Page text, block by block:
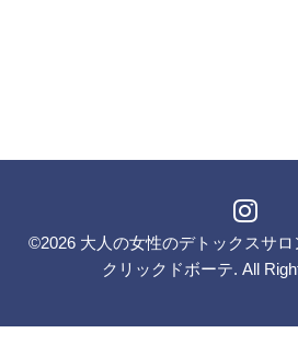
©2026 大人の女性のデトックスサ
クリックドボーテ. All